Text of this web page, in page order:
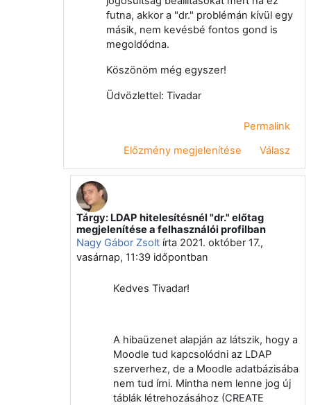
futna, akkor a "dr." problémán kívül egy
másik, nem kevésbé fontos gond is
megoldódna.
Köszönöm még egyszer!
Üdvözlettel: Tivadar
Permalink
Előzmény megjelenítése
Válasz
Válasz erre: Okolicsányi Tivadar
Tárgy: LDAP hitelesítésnél "dr." előtag
megjelenítése a felhasználói profilban
Nagy Gábor Zsolt írta 2021. október 17.,
vasárnap, 11:39 időpontban
Kedves Tivadar!
A hibaüzenet alapján az látszik, hogy a
Moodle tud kapcsolódni az LDAP
szerverhez, de a Moodle adatbázisába
nem tud írni. Mintha nem lenne jog új
táblák létrehozásához (CREATE